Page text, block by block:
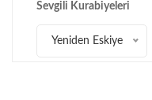
Sevgili Kurabiyeleri
Yeniden Eskiye